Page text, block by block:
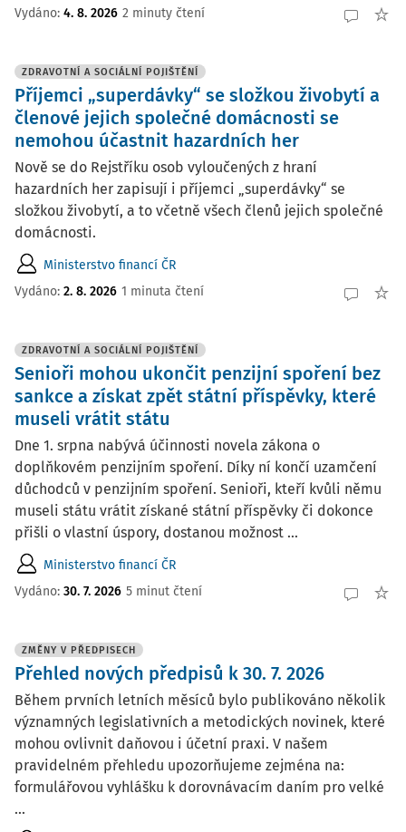
Vydáno: 4. 8. 2026 2 minuty čtení
ZDRAVOTNÍ A SOCIÁLNÍ POJIŠTĚNÍ
Příjemci „superdávky“ se složkou živobytí a
členové jejich společné domácnosti se
nemohou účastnit hazardních her
Nově se do Rejstříku osob vyloučených z hraní
hazardních her zapisují i příjemci „superdávky“ se
složkou živobytí, a to včetně všech členů jejich společné
domácnosti.
Ministerstvo financí ČR
Vydáno: 2. 8. 2026 1 minuta čtení
ZDRAVOTNÍ A SOCIÁLNÍ POJIŠTĚNÍ
Senioři mohou ukončit penzijní spoření bez
sankce a získat zpět státní příspěvky, které
museli vrátit státu
Dne 1. srpna nabývá účinnosti novela zákona o
doplňkovém penzijním spoření. Díky ní končí uzamčení
důchodců v penzijním spoření. Senioři, kteří kvůli němu
museli státu vrátit získané státní příspěvky či dokonce
přišli o vlastní úspory, dostanou možnost ...
Ministerstvo financí ČR
Vydáno: 30. 7. 2026 5 minut čtení
ZMĚNY V PŘEDPISECH
Přehled nových předpisů k 30. 7. 2026
Během prvních letních měsíců bylo publikováno několik
významných legislativních a metodických novinek, které
mohou ovlivnit daňovou i účetní praxi. V našem
pravidelném přehledu upozorňujeme zejména na:
formulářovou vyhlášku k dorovnávacím daním pro velké
...